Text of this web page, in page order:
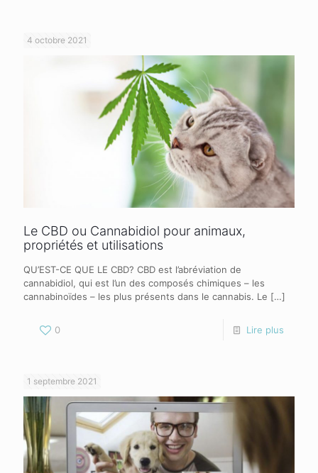
4 octobre 2021
Le CBD ou Cannabidiol pour animaux,
propriétés et utilisations
QU’EST-CE QUE LE CBD? CBD est l’abréviation de
cannabidiol, qui est l’un des composés chimiques – les
cannabinoïdes – les plus présents dans le cannabis. Le […]
0 Lire plus
1 septembre 2021